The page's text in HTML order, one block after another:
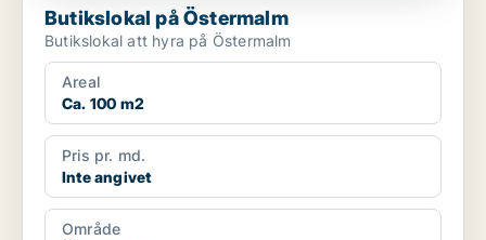
Butikslokal på Östermalm
Butikslokal att hyra på Östermalm
Areal
Ca. 100 m2
Pris pr. md.
Inte angivet
Område